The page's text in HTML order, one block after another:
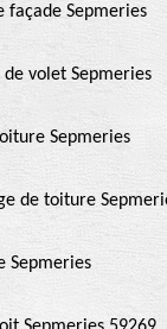
façade Sepmeries
volet Sepmeries
Sepmeries
de toiture
Sepmeries